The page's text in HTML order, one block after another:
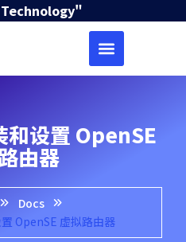
和设置 OpenSE
由器
Docs
OpenSE 虚拟路由器